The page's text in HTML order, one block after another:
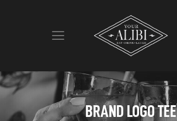
BRAND LOGO TEE
HOME
ABOUT US
VIEW MENU